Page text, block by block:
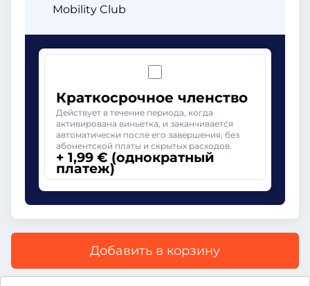
Mobility Club
Краткосрочное членство
Действует в течение периода, когда
активирована виньетка, и заканчивается
автоматически после его завершения, без
абонентской платы и скрытых расходов.
+ 1,99 € (однократный
платеж)
Добавить в корзину